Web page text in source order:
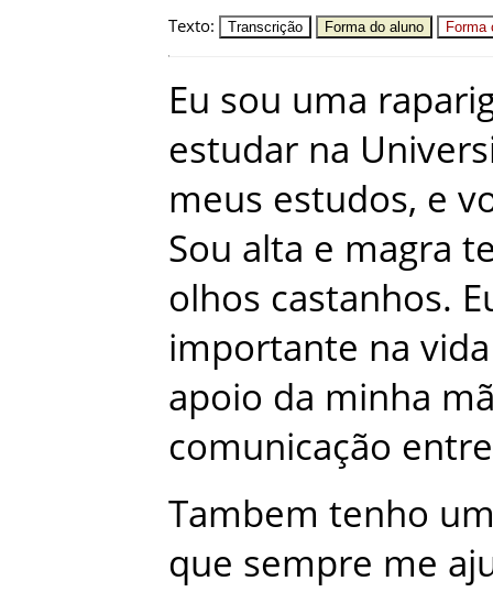
Texto: Transcrição Forma do aluno Forma
Eu sou uma
estudar na
meus estudos, e
Sou alta e magra
olhos castanhos.
importante na vida
apoio da minha
comunicação entre
Tambem tenho
que sempre me